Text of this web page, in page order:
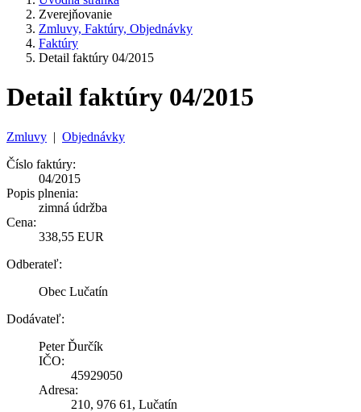
Zverejňovanie
Zmluvy, Faktúry, Objednávky
Faktúry
Detail faktúry 04/2015
Detail faktúry 04/2015
Zmluvy | Objednávky
Číslo faktúry:
04/2015
Popis plnenia:
zimná údržba
Cena:
338,55 EUR
Odberateľ:
Obec Lučatín
Dodávateľ:
Peter Ďurčík
IČO:
45929050
Adresa:
210, 976 61, Lučatín